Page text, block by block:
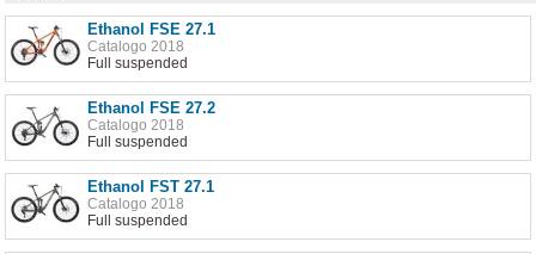
Ethanol FSE 27.1
Catalogo 2018
Full suspended
Ethanol FSE 27.2
Catalogo 2018
Full suspended
Ethanol FST 27.1
Catalogo 2018
Full suspended